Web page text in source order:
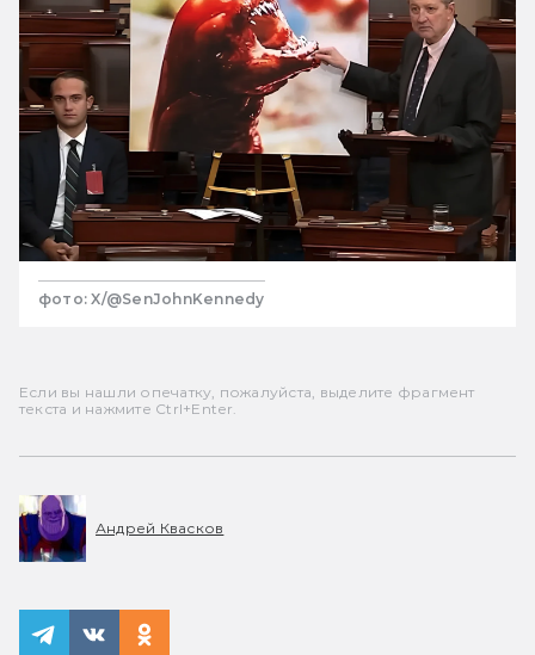
фото: X/@SenJohnKennedy
Если вы нашли опечатку, пожалуйста, выделите фрагмент
текста и нажмите Ctrl+Enter.
Андрей Квасков